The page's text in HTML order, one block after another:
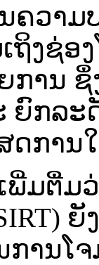
ຄວາ
ຖິງຊ່
ການ ຊຶ່
ະ ຍົກລ
ການໃ
ມຕື່ມວ່
ານໂຈ